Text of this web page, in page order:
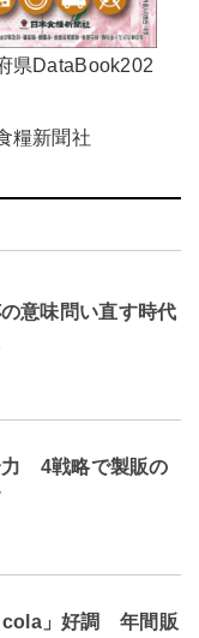
県DataBook202
糧新聞社
意味問い直す時代
力 4戦略で製販の
cola」好調 年間販